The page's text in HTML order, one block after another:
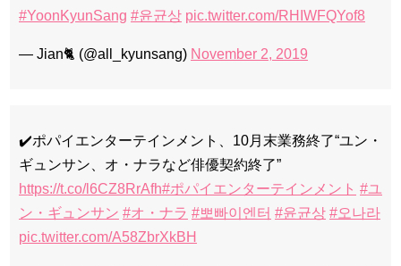
#YoonKyunSang #윤균상 pic.twitter.com/RHIWFQYof8
— Jian🐈 (@all_kyunsang) November 2, 2019
✔️ポパイエンターテインメント、10月末業務終了“ユン・
ギュンサン、オ・ナラなど俳優契約終了”
https://t.co/l6CZ8RrAfh#ポパイエンターテインメント #ユ
ン・ギュンサン #オ・ナラ #뽀빠이엔터 #윤균상 #오나라
pic.twitter.com/A58ZbrXkBH